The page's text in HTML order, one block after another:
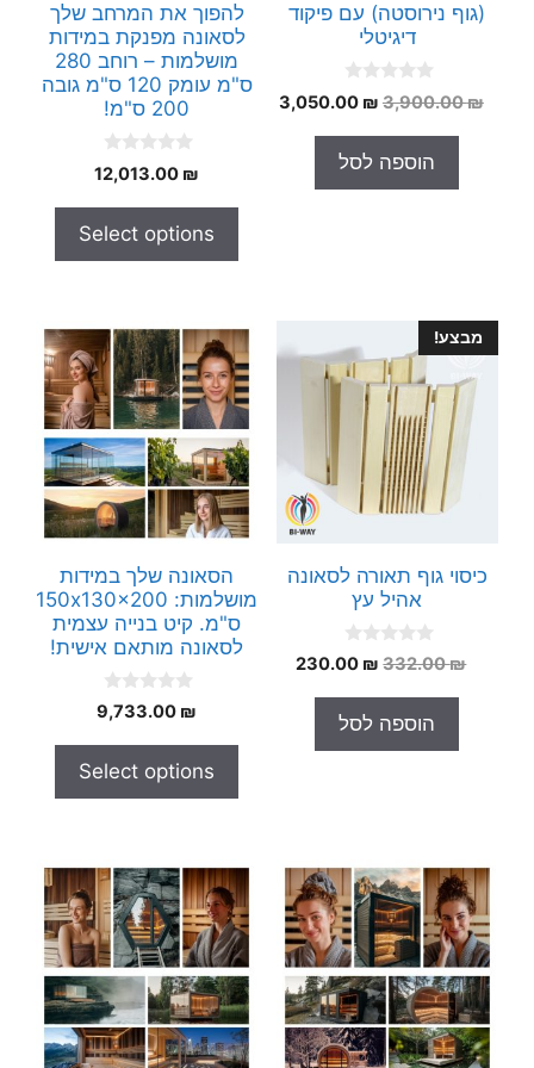
(גוף נירוסטה) עם פיקוד
דיגיטלי
0
o
o
5
3,900.00₪
המחיר
היה:
3,900.00 ₪.
3,050.00 ₪
המחיר
הוספה לסל
להפוך את המרחב שלך
לסאונה מפנקת במידות
מושלמות – רוחב 280
ס"מ עומק 120 ס"מ גובה
200 ס"מ!
o
o
5
12,013.00 ₪
Select options
מבצע!
כיסוי גוף תאורה לסאונה
אהיל עץ
0
o
o
5
332.00₪
המחיר
היה:
332.00 ₪.
230.00 ₪
המחיר
הוספה לסל
הסאונה שלך במידות
מושלמות: 150x130x200
ס"מ. קיט בנייה עצמית
לסאונה מותאם אישית!
0
o
o
5
9,733.00 ₪
Select options